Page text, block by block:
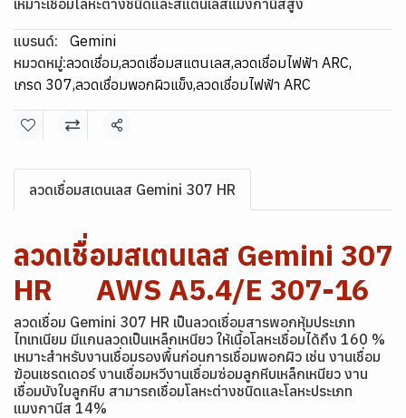
เหมาะเชื่อมโลหะต่างชนิดและสแตนเลสแมงกานีสสูง
แบรนด์:
Gemini
หมวดหมู่:ลวดเชื่อม,ลวดเชื่อมสแตนเลส,ลวดเชื่อมไฟฟ้า ARC,
เกรด 307,ลวดเชื่อมพอกผิวแข็ง,ลวดเชื่อมไฟฟ้า ARC
แชร์
ลวดเชื่อมสเตนเลส Gemini 307 HR
ลวดเชื่อมสเตนเลส Gemini 307
HR AWS A5.4/E 307-16
ลวดเชื่อม Gemini 307 HR เป็นลวดเชื่อมสารพอกหุ้มประเภท
ไทเทเนียม มีแกนลวดเป็นเหล็กเหนียว ให้เนื้อโลหะเชื่อมได้ถึง 160 %
เหมาะสำหรับงานเชื่อมรองพื้นก่อนการเชื่อมพอกผิว เช่น งานเชื่อม
ฆ้อนเชรดเดอร์ งานเชื่อมหวีงานเชื่อมซ่อมลูกหีบเหล็กเหนียว งาน
เชื่อมบังใบลูกหีบ สามารถเชื่อมโลหะต่างชนิดและโลหะประเภท
แมงกานีส 14%